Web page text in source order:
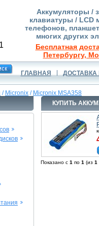
Аккумуляторы /
клавиатуры / LCD
телефонов,
многих других
Бесплатная
Петербургу,
ГЛАВНАЯ ДОСТАВКА
/ Micronix / Micronix MSA358
КУПИТЬ
Показано с 1 по 1 (из 1